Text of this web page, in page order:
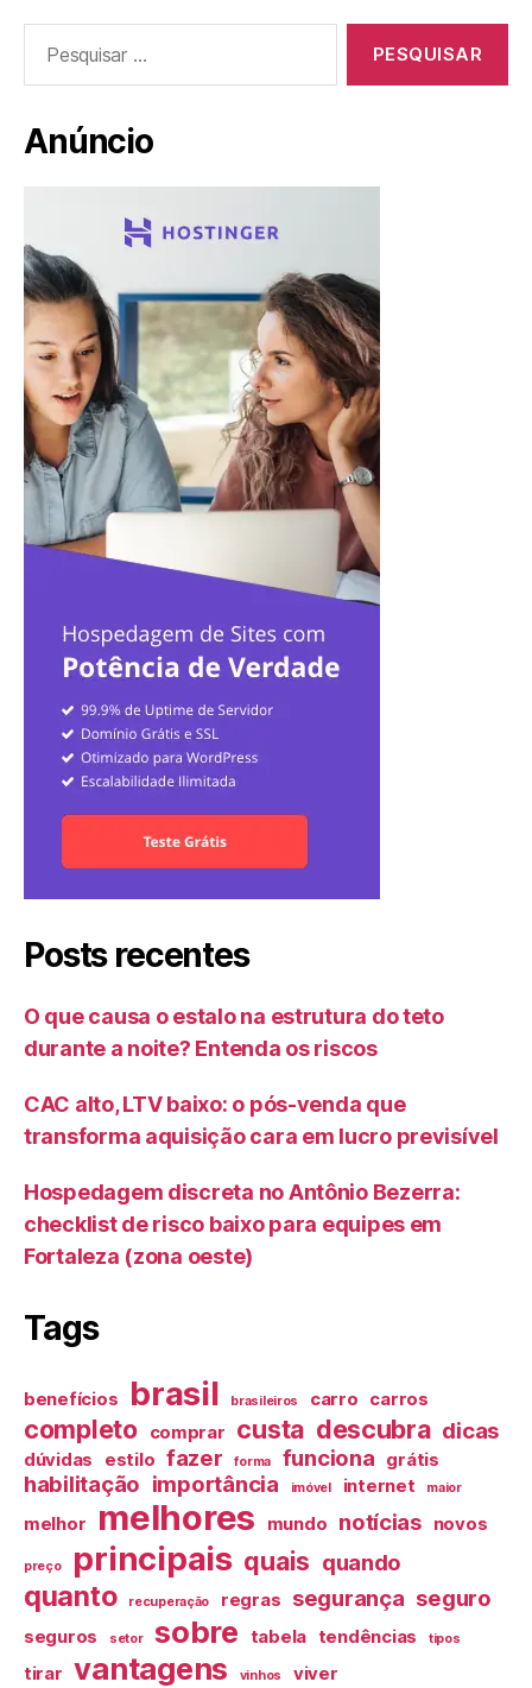
por:
Anúncio
Posts recentes
O que causa o estalo na estrutura do teto
durante a noite? Entenda os riscos
CAC alto, LTV baixo: o pós-venda que
transforma aquisição cara em lucro previsível
Hospedagem discreta no Antônio Bezerra:
checklist de risco baixo para equipes em
Fortaleza (zona oeste)
Tags
benefícios brasil brasileiros carro carros
completo comprar custa descubra dicas
dúvidas estilo fazer forma funciona grátis
habilitação importância imóvel internet maior
melhor melhores mundo notícias novos
preço principais quais quando
quanto recuperação regras segurança seguro
seguros setor sobre tabela tendências tipos
tirar vantagens vinhos viver